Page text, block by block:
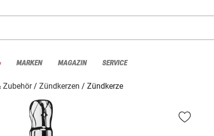
MARKEN MAGAZIN SERVICE
Zubehör Zündkerzen
Zündkerze